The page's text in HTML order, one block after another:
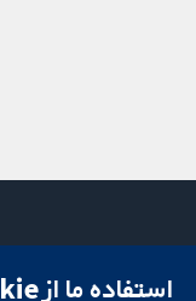
استفاده ما از cookie‌ها